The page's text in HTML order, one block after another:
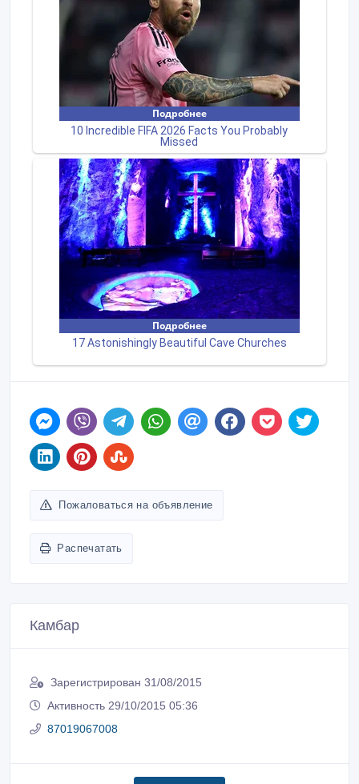
Пожаловаться на объявление
Распечатать
Камбар
Зарегистрирован 31/08/2015
Активность 29/10/2015 05:36
87019067008